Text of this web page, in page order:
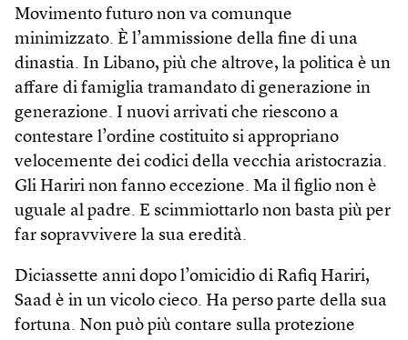
Movimento futuro non va comunque
minimizzato. È l’ammissione della fine di una
dinastia. In Libano, più che altrove, la politica è un
affare di famiglia tramandato di generazione in
generazione. I nuovi arrivati che riescono a
contestare l’ordine costituito si appropriano
velocemente dei codici della vecchia aristocrazia.
Gli Hariri non fanno eccezione. Ma il figlio non è
uguale al padre. E scimmiottarlo non basta più per
far sopravvivere la sua eredità.
Diciassette anni dopo l’omicidio di Rafiq Hariri,
Saad è in un vicolo cieco. Ha perso parte della sua
fortuna. Non può più contare sulla protezione